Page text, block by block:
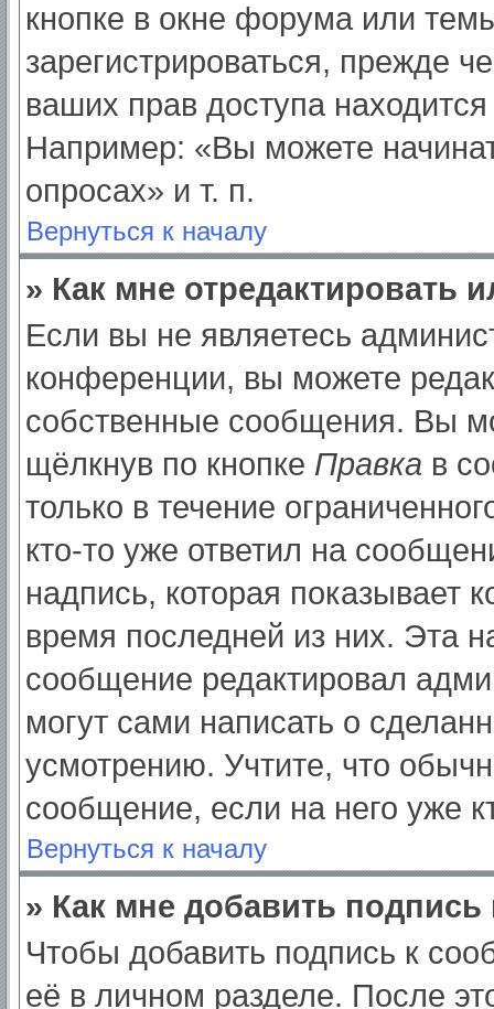
кнопке в окне форума или
зарегистрироваться, прежде
ваших прав доступа
Например: «Вы можете
опросах» и т. п.
Вернуться к началу
» Как мне отредактировать
Если вы не являетесь
конференции, вы можете
собственные сообщения. Вы
щёлкнув по кнопке Правка в
только в течение
кто-то уже ответил на
надпись, которая показывает
время последней из них. Эта
сообщение редактировал
могут сами написать о
усмотрению. Учтите, что
сообщение, если на него уже
Вернуться к началу
» Как мне добавить
Чтобы добавить подпись к
её в личном разделе. После